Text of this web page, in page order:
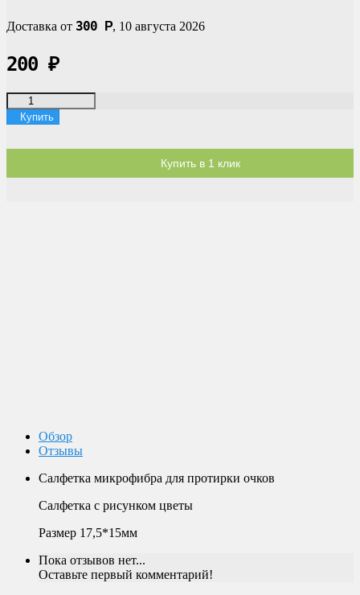
Доставка от 300 Р, 10 августа 2026
200 ₽
Купить
Купить в 1 клик
Обзор
Отзывы
Салфетка микрофибра для протирки очков
Салфетка с рисунком цветы
Размер 17,5*15мм
Пока отзывов нет...
Оставьте первый комментарий!